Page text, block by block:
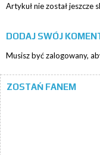
Artykuł nie został
DODAJ SWÓJ
Musisz być zalogowany,
ZOSTAŃ FANEM